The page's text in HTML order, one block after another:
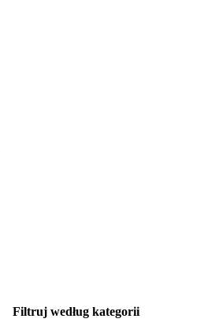
Filtruj według kategorii